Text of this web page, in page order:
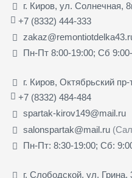
г. Киров, ул. Солнечная,
+7 (8332) 444-333
Пн-Пт 8:00-19:00; Сб
г. Киров, Октябрьский пр-
+7 (8332) 484-484
spartak-kirov149@mail.ru
salonspartak@mail.ru
Пн-Пт: 8:30-19:00; Сб:
г. Слободской, ул. Грина,